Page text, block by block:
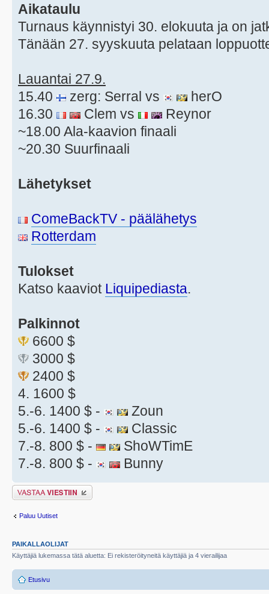
Aikataulu
Turnaus käynnistyi 30. elokuuta ja on
Tänään 27. syyskuuta pelataan
Lauantai 27.9.
15.40
zerg: Serral vs
herO
16.30
Clem vs
Reynor
~18.00 Ala-kaavion finaali
~20.30 Suurfinaali
Lähetykset
ComeBackTV - päälähetys
Rotterdam
Tulokset
Katso kaaviot Liquipediasta.
Palkinnot
6600 $
3000 $
2400 $
4. 1600 $
5.-6. 1400 $ -
Zoun
5.-6. 1400 $ -
Classic
7.-8. 800 $ -
ShoWTimE
7.-8. 800 $ -
Bunny
Lähetä vastaus
Paluu Uutiset
PAIKALLAOLIJAT
Käyttäjiä lukemassa tätä aluetta: Ei rekisteröityneitä käyttäjiä ja 4 vierailijaa
Etusivu